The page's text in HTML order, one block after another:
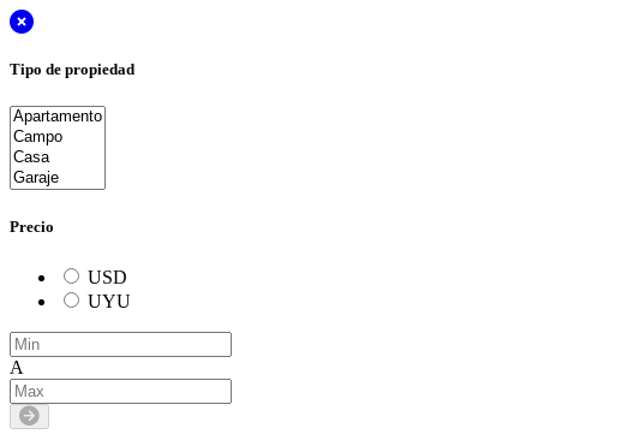
Tipo de propiedad
Precio
USD
UYU
A